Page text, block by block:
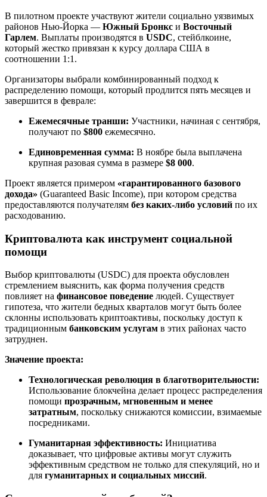
В пилотном проекте участвуют жители социально уязвимых
районов Нью-Йорка — Южный Бронкс и Восточный
Гарлем. Выплаты производятся в USDC, стейблкоине,
который жестко привязан к курсу доллара США в
соотношении 1:1.
Организаторы выбрали комбинированный подход к
распределению помощи, который продлится пять месяцев и
завершится в феврале:
Ежемесячные транши: Участники, начиная с сентября,
получают по $800 ежемесячно.
Единовременная сумма: В ноябре была выплачена
крупная разовая сумма в размере $8 000.
Проект является примером «гарантированного базового
дохода» (Guaranteed Basic Income), при котором средства
предоставляются получателям без каких-либо условий по их
расходованию.
Криптовалюта как инструмент социальной
помощи
Выбор криптовалюты (USDC) для проекта обусловлен
стремлением выяснить, как форма получения средств
повлияет на финансовое поведение людей. Существует
гипотеза, что жители бедных кварталов могут быть более
склонны использовать криптоактивы, поскольку доступ к
традиционным банковским услугам в этих районах часто
затруднен.
Значение проекта:
Технологическая революция в благотворительности:
Использование блокчейна делает процесс распределения
помощи прозрачным, мгновенным и менее
затратным, поскольку снижаются комиссии, взимаемые
посредниками.
Гуманитарная эффективность: Инициатива
доказывает, что цифровые активы могут служить
эффективным средством не только для спекуляций, но и
для гуманитарных и социальных миссий.